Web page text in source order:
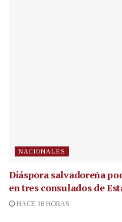
NACIONALES
Diáspora salvadoreña
en tres consulados de
HACE 18 HORAS